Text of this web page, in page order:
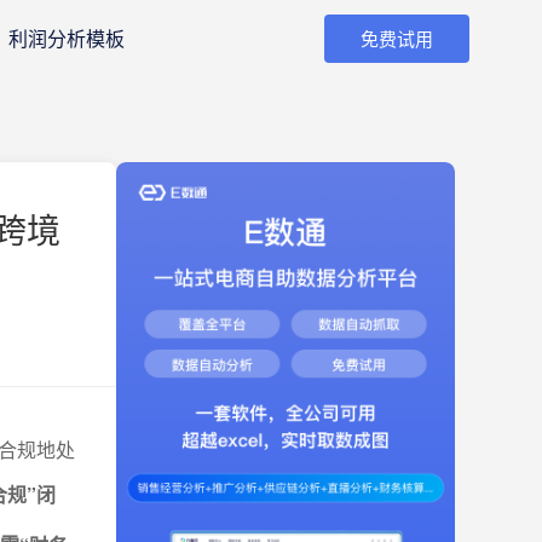
利润分析模板 免费试用
境
规地处
规”闭